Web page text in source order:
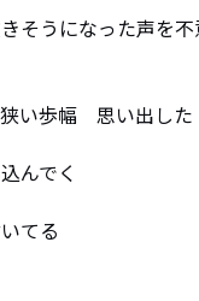
そうになった声を
い歩幅　思い出した
んでく
てる